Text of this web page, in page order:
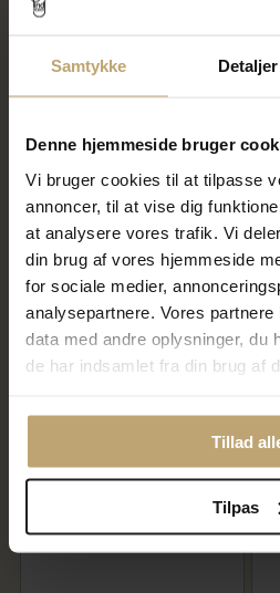
Samtykke Detaljer
Denne hjemmeside bruger
Vi bruger cookies til at tilpasse
annoncer, til at vise dig
at analysere vores trafik. Vi
din brug af vores hjemmeside
for sociale medier,
analysepartnere. Vores
data med andre oplysninger, du
de har indsamlet fra din brug af
Tillad
Tilpas
Venezia kæde 0,80 14 kt.
4.225,00 kr
3.380,00 kr
SALE